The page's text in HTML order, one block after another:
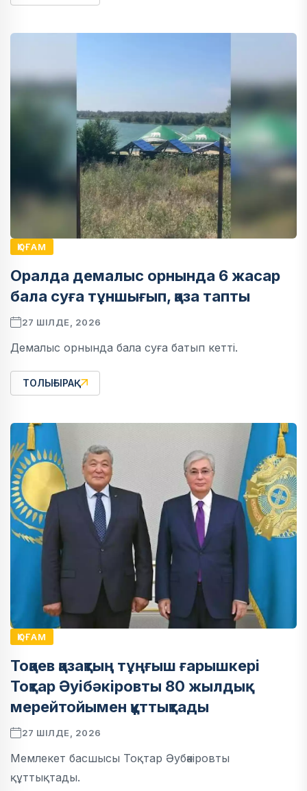
ҚОҒАМ
Оралда демалыс орнында 6 жасар
бала суға тұншығып, қаза тапты
27 ШІЛДЕ, 2026
Демалыс орнында бала суға батып кетті.
ТОЛЫҒЫРАҚ
ҚОҒАМ
Тоқаев қазақтың тұңғыш ғарышкері
Тоқтар Әуібәкіровты 80 жылдық
мерейтойымен құттықтады
27 ШІЛДЕ, 2026
Мемлекет басшысы Тоқтар Әубәкіровты
құттықтады.